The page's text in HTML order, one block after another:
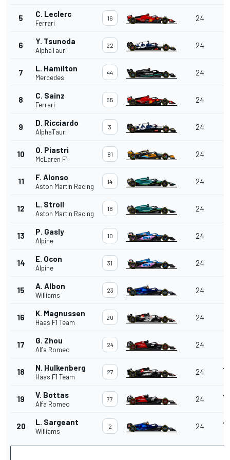
5 C. Leclerc
Ferrari
16 24
6 Y. Tsunoda
AlphaTauri
22 24
7 L. Hamilton
Mercedes
44 24
8 C. Sainz
Ferrari
55 24
9 D. Ricciardo
AlphaTauri
3 24
10 O. Piastri
McLaren F1
81 24
11 F. Alonso
Aston Martin Racing
14 24
12 L. Stroll
Aston Martin Racing
18 24
13 P. Gasly
Alpine
10 24
14 E. Ocon
Alpine
31 24
15 A. Albon
Williams
23 24
16 K. Magnussen
Haas F1 Team
20 24
17 G. Zhou
Alfa Romeo
24 24
18 N. Hulkenberg
Haas F1 Team
27 24
19 V. Bottas
Alfa Romeo
77 24
20 L. Sargeant
Williams
2 24